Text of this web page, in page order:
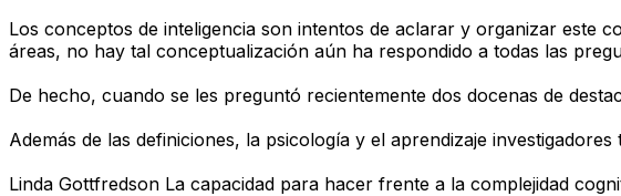
Los conceptos de inteligencia son intentos de aclarar y organizar este
áreas, no hay tal conceptualización aún ha respondido a todas las
De hecho, cuando se les preguntó recientemente dos docenas de
Además de las definiciones, la psicología y el aprendizaje
Linda Gottfredson La capacidad para hacer frente a la complejidad